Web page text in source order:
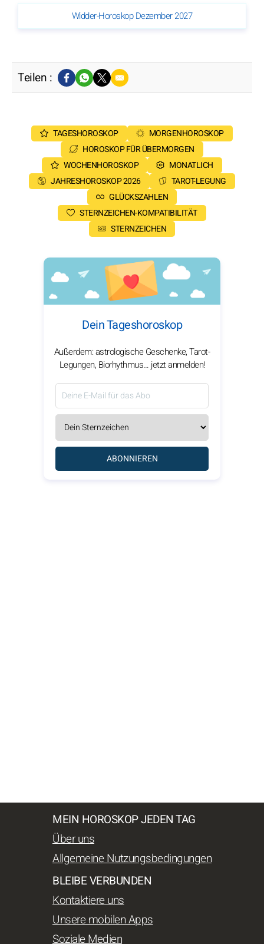
Widder-Horoskop Dezember 2027
Teilen :
TAGESHOROSKOP
MORGENHOROSKOP
HOROSKOP FÜR ÜBERMORGEN
WOCHENHOROSKOP
MONATLICH
JAHRESHOROSKOP 2026
TAROT-LEGUNG
GLÜCKSZAHLEN
STERNZEICHEN-KOMPATIBILITÄT
STERNZEICHEN
Dein Tageshoroskop
Außerdem: astrologische Geschenke, Tarot-
Legungen, Biorhythmus… jetzt anmelden!
ABONNIEREN
MEIN HOROSKOP JEDEN TAG
Über uns
Allgemeine Nutzungsbedingungen
BLEIBE VERBUNDEN
Kontaktiere uns
Unsere mobilen Apps
Soziale Medien